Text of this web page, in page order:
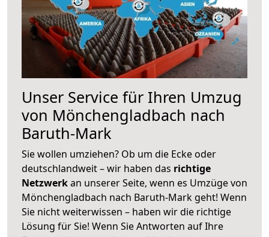
Unser Service für Ihren Umzug
von Mönchengladbach nach
Baruth-Mark
Sie wollen umziehen? Ob um die Ecke oder
deutschlandweit – wir haben das richtige
Netzwerkan unserer Seite, wenn es Umzüge von
Mönchengladbach nach Baruth-Mark geht! Wenn
Sie nicht weiterwissen – haben wir die richtige
Lösung für Sie! Wenn Sie Antworten auf Ihre